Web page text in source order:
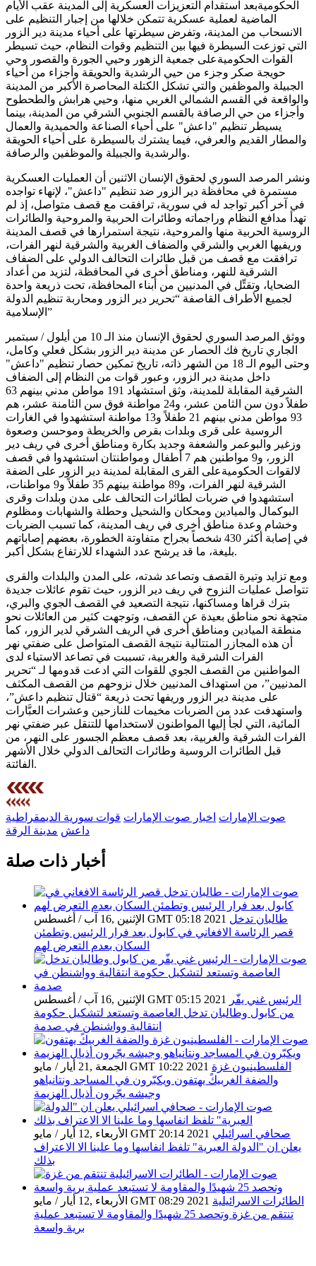
الحكوميةبعد استقدام التعزيزات العسكرية إلى المدينة عقب الأيام
الماضية لعملية عسكرية تتمكن خلالها من إجبار التنظيم على
الانسحاب من المدينة، وتفرض سيطرتها على أحياء مدينة دير الزور
التي توزعت السيطرة فيها بين التنظيم وقوات النظام، حيث تسيطر
القوات الحكوميةعلى جمعية الزهور وحيي الجورة والقصور وحي
حويجة صكر وجزء من حيي الرشدية والحويقة وأجزاء من أحياء
الجبيلة والموظفين والتي تشكل الكتلة المحاصرة الأكبر من المدينة
والواقعة في القسم الشمالي الغربي منها، وحيي هرابش والطحطوح
وأجزاء من حي الرصافة بالقسم الجنوبي الشرقي من المدينة، بينما
يسيطر تنظيم "داعش" على أحياء الصناعة والحميدية والعمال
والمطار القديم والعرفي، فيما يشترك بالسيطرة على أحياء الحويقة
والرشدية والجبيلة والموظفين والرصافة.
ونشر المرصد السوري لحقوق الإنسان الاثنين أن العمليات العسكرية
مستمرة في محافظة دير الزور ضد تنظيم "داعش"، لإنهاء تواجده
في آخر أكبر تواجد له في سورية، ترافقت مع قصف متواصل، إذ لم
تهدأ مدافع النظام وراجماته وطائرات الحربية والمروحية والطائرات
الروسية الحربية منها والمروحية، نتيجة استمرارها في قصف المدينة
وريفيها الغربي والشرقي والضفاف الغربية والشرقية لنهر الفرات،
ترافقت مع قصف من قبل طائرات التحالف الدولي على الضفاف
الشرقية للنهر، ومناطق أخرى في المحافظة، لتزيد من أعداد
الضحايا، وتقتِّل في المدنيين من أبناء المحافظة، تحت ذريعة واحدة
لجميع الأطراف القاصفة “تحرير دير الزور ومحاربة تنظيم الدولة
الإسلامية”
ووثق المرصد السوري لحقوق الإنسان منذ الـ 10 من أيلول / سبتمبر
الجاري تاريخ فك الحصار عن مدينة دير الزور بشكل فعلي وكامل،
وحتى اليوم الـ 18 من الشهر ذاته، تاريخ تمكين حصار تنظيم "داعش"
داخل مدينة دير الزور، وعبور قوات من النظام إلى الضفاف
الشرقية المقابلة للمدينة، وثق استشهاد 191 مواطن مدني بينهم 63
طفلاً دون سن الثامن عشر، و24 مواطنة فوق سن الثامنة عشر، هم
93 مواطن مدني بينهم 21 طفلاً و13 مواطنة استشهدوا في الغارات
الروسية على قرى وبلدات بقرص والخريطة وموحسن وصعوة
وزغير والبوعمر والشعفة وجديد بكارة ومناطق أخرى في ريف دير
الزور، و9 مواطنين هم 7 أطفال ومواطنتان استشهدوا في قصف
لالقوات الحكوميةعلى القرى المقابلة لمدينة دير الزور على الضفة
الشرقية لنهر الفرات، و89 مواطنة بينهم 35 طفلاً و9 مواطنات،
استشهدوا في ضربات لطائرات التحالف على مدن وبلدات وقرى
البوكمال والميادين ومحكان والشحيل وحطلة والشهابات ومظلوم
وخشام وعدة مناطق أخرى في ريف المدينة، كما تسبب الضربات
في إصابة أكثر 430 شخصاً بجراح متفاوتة الخطورة، بعضهم إصاباتهم
بليغة، ما قد يرشح عدد الشهداء للارتفاع بشكل أكبر.
ومع تزايد وتيرة القصف وتصاعد شدته، على المدن والبلدات والقرى
تتواصل عمليات النزوح في ريف دير الزور، حيث تقوم عائلات جديدة
بترك قراها ومساكنها، نتيجة التصعيد في القصف الجوي والبري،
متجهة نحو مناطق بعيدة عن القصف، وتوجهت كثير من العائلات نحو
منطقة الميادين ومناطق أخرى في الريف الشرقي لدير الزور، كما
أن هذه المجازر المتتالية نتيجة القصف المتواصل على ضفتي نهر
الفرات الشرقية والغربية، تسببت في تصاعد الاستياء لدى
المواطنين من القصف الجوي للقوات التي ادعت قدومها لـ “تحرير
المدنيين”، من استهداف المدنيين خلال نزوحهم من القصف المكثف
على مدينة دير الزور وريفها تحت ذريعة “قتال تنظيم داعش”،
واستهدفت عدد من الضربات مخيمات للنازحين وعشرات العبَّارات
المائية، التي لجأ إليها المواطنون لاستخدامها للتنقل عبر ضفتي نهر
الفرات الشرقية والغربية، بعد قصف معظم الجسور على النهر، من
قبل الطائرات الروسية وطائرات التحالف الدولي خلال الأشهر
الفائتة.
صوت الإمارات اخبار صوت الإمارات قوات سورية الديمقراطية
داعش مدينة الرقة
أخبار ذات صلة
الإثنين ,16 آب / أغسطس GMT 05:18 2021 طالبان تدخل
قصر الرئاسة الافغاني في كابول بعد فرار الرئيس وتطمئن
السكان بعدم التعرض لهم
الإثنين ,16 آب / أغسطس GMT 05:15 2021
الرئيس غني يفّر
من كابول وطالبان تدخل العاصمة وتستعد لتشكيل حكومة
انتقالية وواشنطن في صدمة
الجمعة ,21 أيار / مايو GMT 10:22 2021 الفلسطينيون غزة
والضفة الغربيكً يهتفون ويكبّرون في المساجد ونتانياهو
وجيشه يجّرون أذيال الهزيمة
الأربعاء ,12 أيار / مايو GMT 20:14 2021 صحافي اسرائيلي
يعلن ان "الدولة العبرية" تلفظ انفاسها وما علينا الا الاعتراف
بذلك
الأربعاء ,12 أيار / مايو GMT 08:29 2021 الطائرات الاسرائيلية
تنتقم من غزة وتحصد 25 شهيدًا والمقاومة لا تستبعد عملية
برية واسعة